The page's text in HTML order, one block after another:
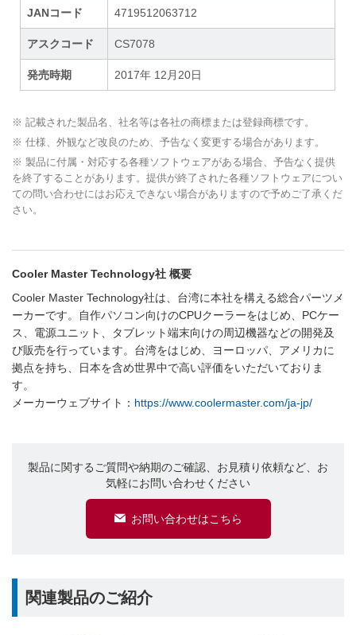
JANコード 4719512063712
アスクコード CS7078
発売時期 2017年 12月20日
※ 記載された製品名、社名等は各社の商標または登録商標です。
※ 仕様、外観など改良のため、予告なく変更する場合があります。
※ 製品に付属・対応する各種ソフトウェアがある場合、予告なく提供
を終了することがあります。提供が終了された各種ソフトウェアについ
ての問い合わせにはお応えできない場合がありますので予めご了承くだ
さい。
Cooler Master Technology社 概要
Cooler Master Technology社は、台湾に本社を構える総合パーツメ
ーカーです。自作パソコン向けのCPUクーラーをはじめ、PCケー
ス、電源ユニット、タブレット端末向けの周辺機器などの開発及
び販売を行っています。台湾をはじめ、ヨーロッパ、アメリカに
拠点を持ち、日本を含め世界中で高い評価をいただいておりま
す。
メーカーウェブサイト： https://www.coolermaster.com/ja-jp/
製品に関するご質問や納期のご確認、お見積り依頼など、お
気軽にお問い合わせください
お問い合わせはこちら
関連製品のご紹介